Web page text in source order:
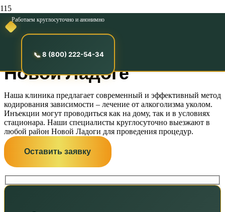
Работаем круглосуточно и анонимно
8 (800) 222-54-34
Лечение от
алкоголизма уколом в
Новой Ладоге
Наша клиника предлагает современный и эффективный метод
кодирования зависимости – лечение от алкоголизма уколом.
Инъекции могут проводиться как на дому, так и в условиях
стационара. Наши специалисты круглосуточно выезжают в
любой район Новой Ладоги для проведения процедур.
Оставить заявку